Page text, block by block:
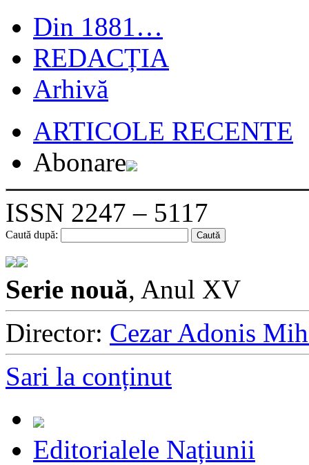
Din 1881…
REDACȚIA
Arhivă
ARTICOLE RECENTE
Abonare
ISSN 2247 – 5117
Caută după:
Serie nouă, Anul XV
Director: Cezar Adonis
Sari la conținut
Editorialele Națiunii